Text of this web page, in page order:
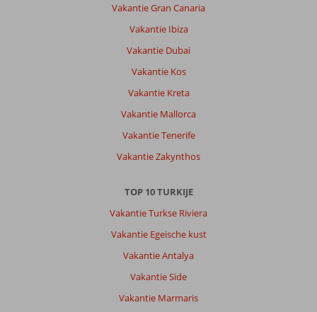
Vakantie Gran Canaria
Vakantie Ibiza
Vakantie Dubai
Vakantie Kos
Vakantie Kreta
Vakantie Mallorca
Vakantie Tenerife
Vakantie Zakynthos
TOP 10 TURKIJE
Vakantie Turkse Riviera
Vakantie Egeische kust
Vakantie Antalya
Vakantie Side
Vakantie Marmaris